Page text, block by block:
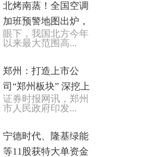
北烤南蒸！全国空调
加班预警地图出炉，
看哪里需要24小时连
眼下，我国北方今年
以来最大范围高...
郑州：打造上市公
司“郑州板块” 深挖上
市后备企业
证券时报网讯，郑州
市人民政府印发...
宁德时代、隆基绿能
等11股获特大单资金